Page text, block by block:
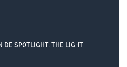
DE SPOTLIGHT: THE LIGHT